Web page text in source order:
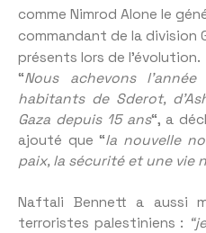
comme Nimrod Alone le
commandant de la division
présents lors de l’évolution.
“Nous achevons
habitants de Sderot,
Gaza depuis 15 ans“, a
ajouté que “la nouvelle
paix, la sécurité et une vie
Naftali Bennett a aussi
terroristes palestiniens :